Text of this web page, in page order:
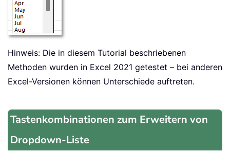
Hinweis: Die in diesem Tutorial beschriebenen
Methoden wurden in Excel 2021 getestet – bei anderen
Excel-Versionen können Unterschiede auftreten.
Tastenkombinationen zum Erweitern von
Dropdown-Liste